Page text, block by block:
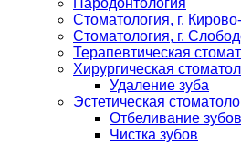
Пародонтология
Стоматология, г.
Стоматология, г.
Терапевтическая
Хирургическая
Удаление зуба
Эстетическая
Отбеливание зубов
Чистка зубов